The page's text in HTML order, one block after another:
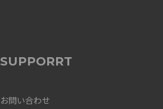
SUPPORRT
お問い合わせ